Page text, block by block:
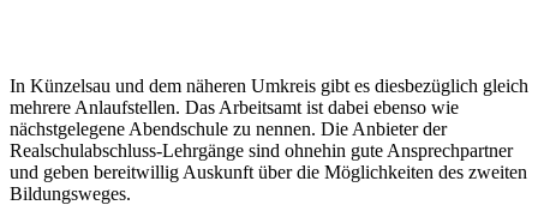
In Künzelsau und dem näheren Umkreis gibt es diesbezüglich gleich
mehrere Anlaufstellen. Das Arbeitsamt ist dabei ebenso wie
nächstgelegene Abendschule zu nennen. Die Anbieter der
Realschulabschluss-Lehrgänge sind ohnehin gute Ansprechpartner
und geben bereitwillig Auskunft über die Möglichkeiten des zweiten
Bildungsweges.